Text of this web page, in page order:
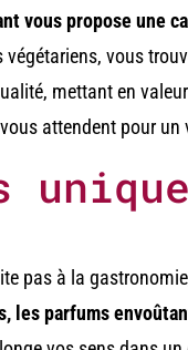
vous propose une
vous
mettant en
attendent pour
pas à la
les parfums